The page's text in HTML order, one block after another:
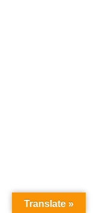
Translate »